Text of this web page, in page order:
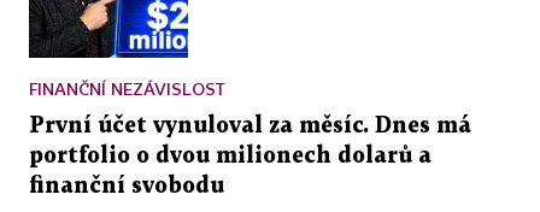
FINANČNÍ NEZÁVISLOST
První účet vynuloval za měsíc. Dnes má
portfolio o dvou milionech dolarů a
finanční svobodu